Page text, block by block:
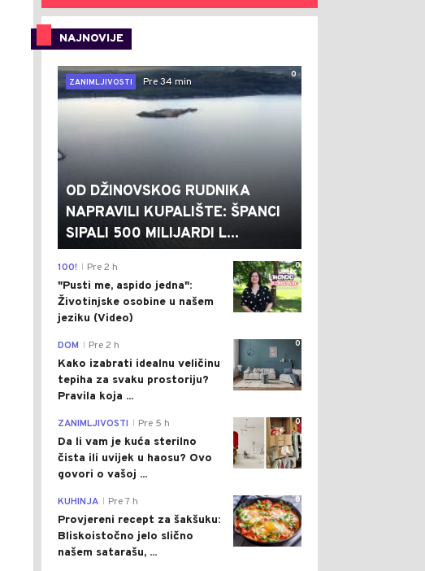
NAJNOVIJE
0
ZANIMLJIVOSTI
Pre 34 min
OD DŽINOVSKOG RUDNIKA
NAPRAVILI KUPALIŠTE: ŠPANCI
SIPALI 500 MILIJARDI L...
0
100! Pre 2 h
"Pusti me, aspido jedna":
Životinjske osobine u našem
jeziku (Video)
0
DOM Pre 2 h
Kako izabrati idealnu veličinu
tepiha za svaku prostoriju?
Pravila koja ...
0
ZANIMLJIVOSTI Pre 5 h
Da li vam je kuća sterilno
čista ili uvijek u haosu? Ovo
govori o vašoj ...
0
KUHINJA Pre 7 h
Provjereni recept za šakšuku:
Bliskoistočno jelo slično
našem satarašu, ...